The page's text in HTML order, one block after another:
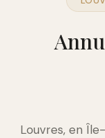
Louvres, en